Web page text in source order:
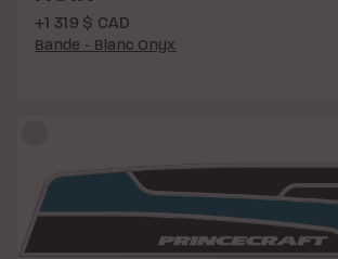
+1 319 $ CAD
Bande - Blanc Onyx